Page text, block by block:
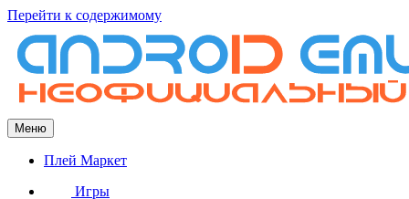
Перейти к содержимому
Меню
Плей Маркет
Игры